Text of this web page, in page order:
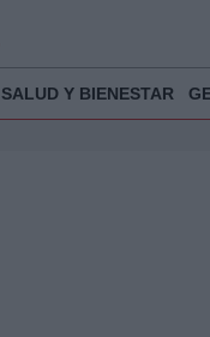
SALUD Y BIENESTAR